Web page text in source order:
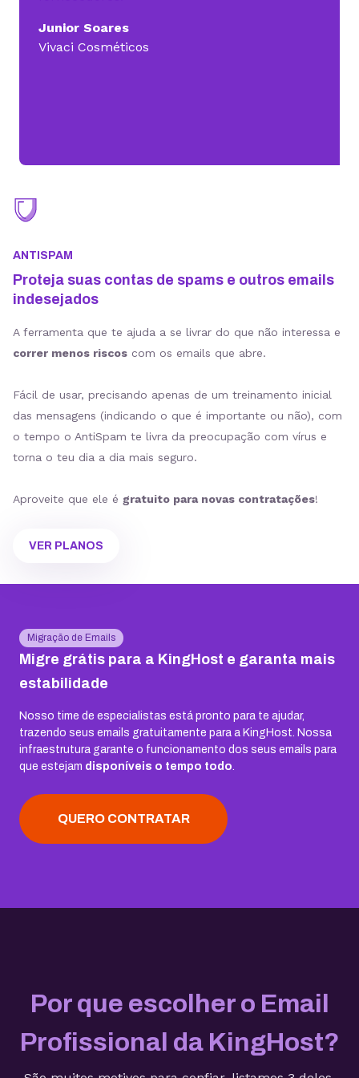
Junior Soares
Vivaci Cosméticos
ANTISPAM
Proteja suas contas de spams e outros emails
indesejados
A ferramenta que te ajuda a se livrar do que não interessa e
correr menos riscos com os emails que abre.
Fácil de usar, precisando apenas de um treinamento inicial
das mensagens (indicando o que é importante ou não), com
o tempo o AntiSpam te livra da preocupação com vírus e
torna o teu dia a dia mais seguro.
Aproveite que ele é gratuito para novas contratações!
VER PLANOS
Migração de Emails
Migre grátis para a KingHost e garanta mais
estabilidade
Nosso time de especialistas está pronto para te ajudar,
trazendo seus emails gratuitamente para a KingHost. Nossa
infraestrutura garante o funcionamento dos seus emails para
que estejam disponíveis o tempo todo
QUERO CONTRATAR
Por que escolher o Email
Profissional da KingHost?